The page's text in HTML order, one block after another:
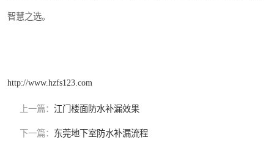
智慧之选。
http://www.hzfs123.com
上一篇： 江门楼面防水补漏效果
下一篇： 东莞地下室防水补漏流程